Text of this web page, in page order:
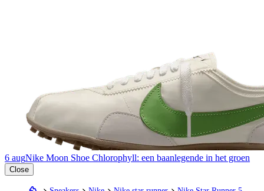
6 augNike Moon Shoe Chlorophyll: een baanlegende in het groen
Close